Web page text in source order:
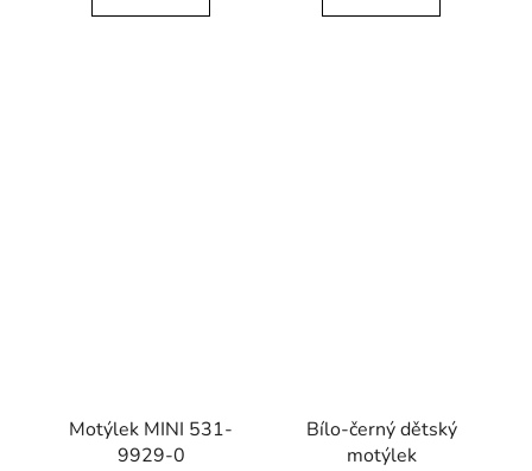
Motýlek MINI 531-
9929-0
Bílo-černý dětský
motýlek